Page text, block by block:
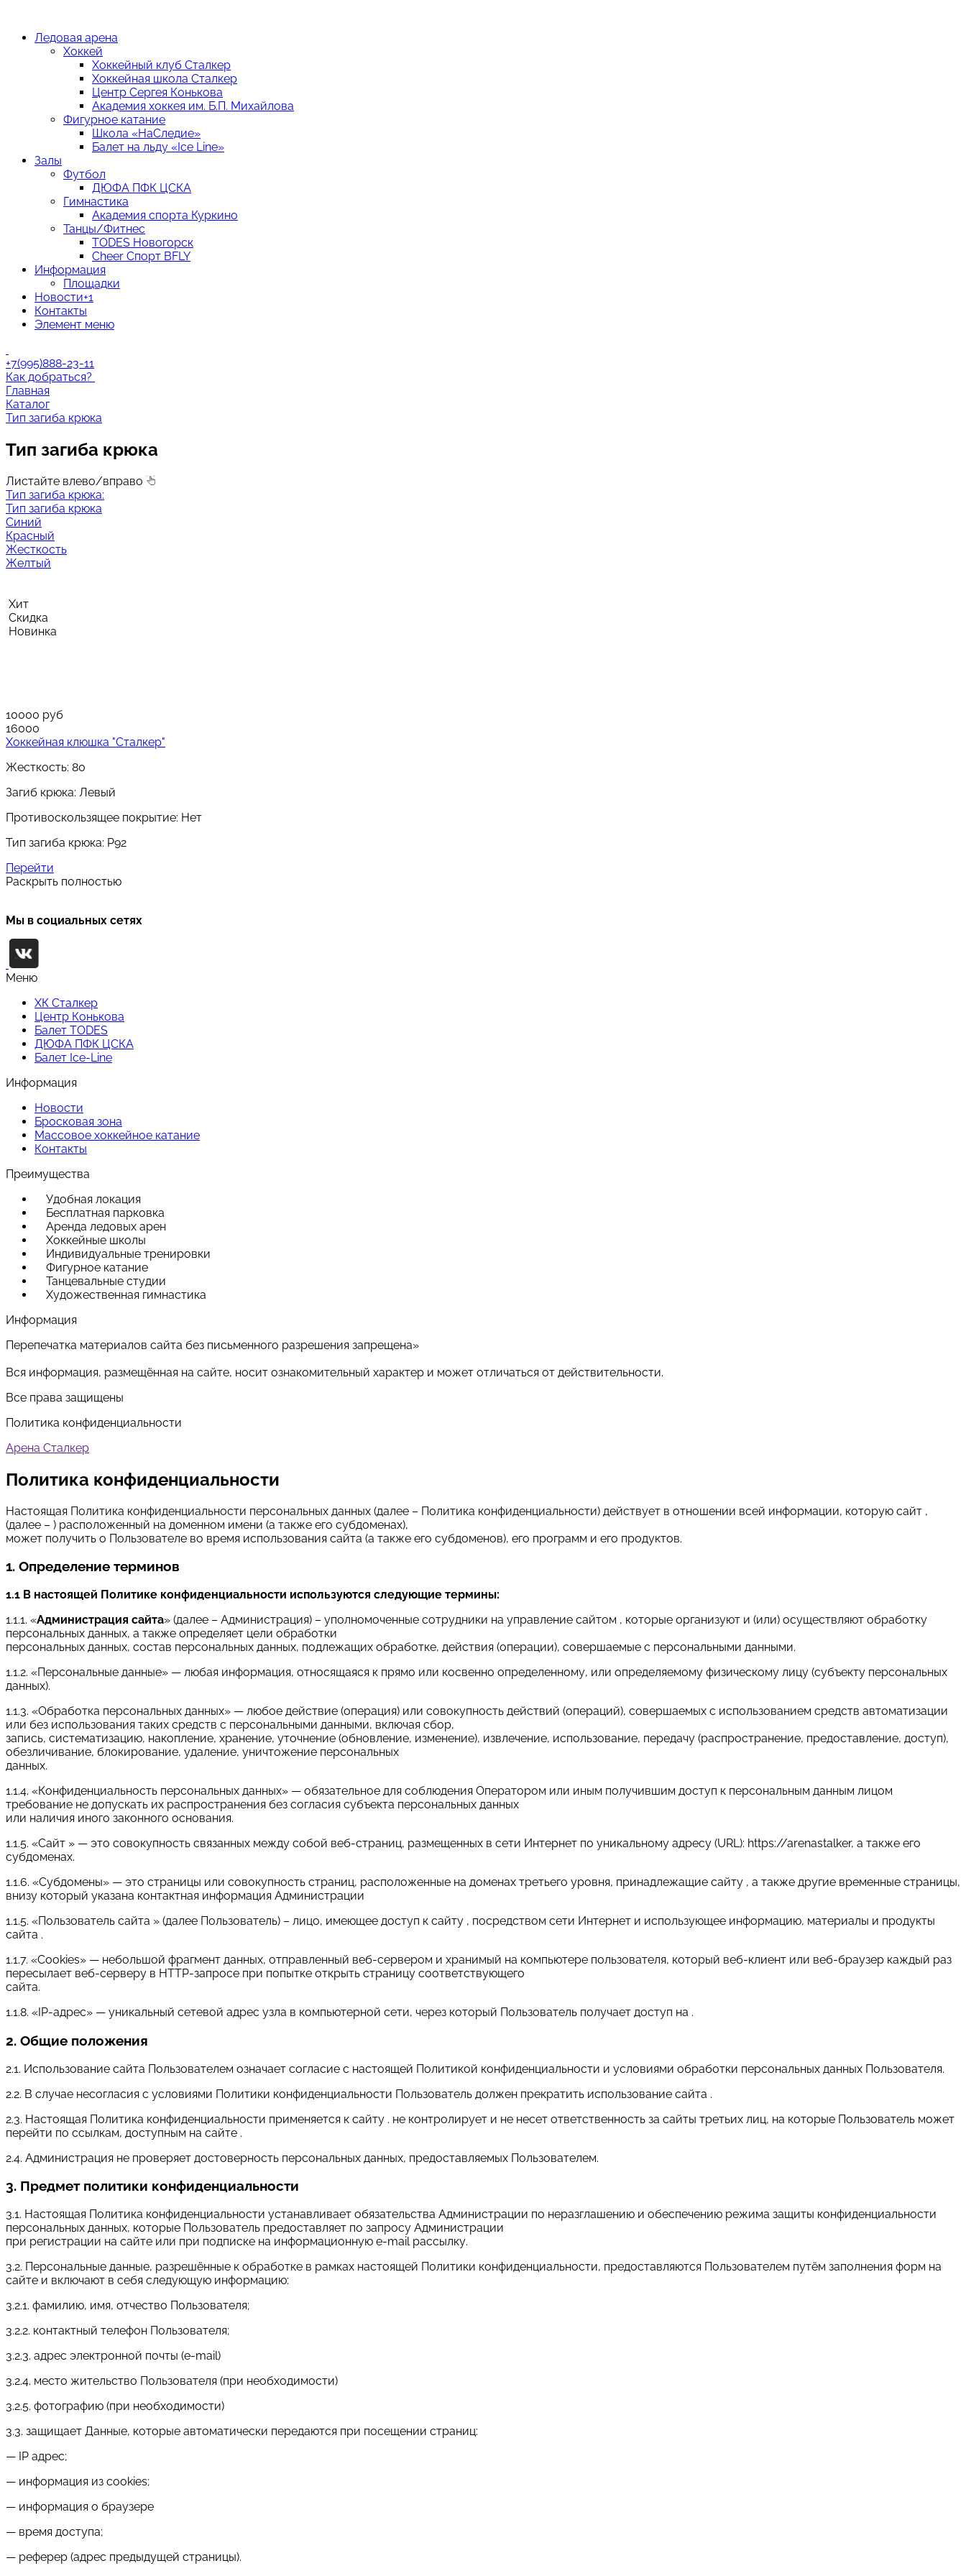
Ледовая арена
Хоккей
Хоккейный клуб Сталкер
Хоккейная школа Сталкер
Центр Сергея Конькова
Академия хоккея им. Б.П. Михайлова
Фигурное катание
Школа «НаСледие»
Балет на льду «Ice Line»
Залы
Футбол
ДЮФА ПФК ЦСКА
Гимнастика
Академия спорта Куркино
Танцы/Фитнес
TODES Новогорск
Cheer Спорт BFLY
Информация
Площадки
Новости+1
Контакты
Элемент меню
+7(995)888-23-11
Как добраться?
Главная
Каталог
Тип загиба крюка
Тип загиба крюка
Листайте влево/вправо
Тип загиба крюка:
Тип загиба крюка
Синий
Красный
Жесткость
Желтый
Хит
Скидка
Новинка
10000 руб
16000
Хоккейная клюшка "Сталкер"
Жесткость: 80
Загиб крюка: Левый
Противоскользящее покрытие: Нет
Тип загиба крюка: P92
Перейти
Раскрыть полностью
Мы в социальных сетях
Меню
ХК Сталкер
Центр Конькова
Балет TODES
ДЮФА ПФК ЦСКА
Балет Ice-Line
Информация
Новости
Бросковая зона
Массовое хоккейное катание
Контакты
Преимущества
Удобная локация
Бесплатная парковка
Аренда ледовых арен
Хоккейные школы
Индивидуальные тренировки
Фигурное катание
Танцевальные студии
Художественная гимнастика
Информация
Перепечатка материалов сайта без письменного разрешения запрещена»
Вся информация, размещённая на сайте, носит ознакомительный характер и может отличаться от действительности.
Все права защищены
Политика конфиденциальности
Арена Сталкер
Политика конфиденциальности
Настоящая Политика конфиденциальности персональных данных (далее – Политика конфиденциальности) действует в отношении всей информации, которую сайт ,
(далее – ) расположенный на доменном имени (а также его субдоменах),
может получить о Пользователе во время использования сайта (а также его субдоменов), его программ и его продуктов.
1. Определение терминов
1.1 В настоящей Политике конфиденциальности используются следующие термины:
1.1.1. «Администрация сайта» (далее – Администрация) – уполномоченные сотрудники на управление сайтом , которые организуют и (или) осуществляют обработку
персональных данных, а также определяет цели обработки
персональных данных, состав персональных данных, подлежащих обработке, действия (операции), совершаемые с персональными данными.
1.1.2. «Персональные данные» — любая информация, относящаяся к прямо или косвенно определенному, или определяемому физическому лицу (субъекту персональных
данных).
1.1.3. «Обработка персональных данных» — любое действие (операция) или совокупность действий (операций), совершаемых с использованием средств автоматизации
или без использования таких средств с персональными данными, включая сбор,
запись, систематизацию, накопление, хранение, уточнение (обновление, изменение), извлечение, использование, передачу (распространение, предоставление, доступ),
обезличивание, блокирование, удаление, уничтожение персональных
данных.
1.1.4. «Конфиденциальность персональных данных» — обязательное для соблюдения Оператором или иным получившим доступ к персональным данным лицом
требование не допускать их распространения без согласия субъекта персональных данных
или наличия иного законного основания.
1.1.5. «Сайт » — это совокупность связанных между собой веб-страниц, размещенных в сети Интернет по уникальному адресу (URL): https://arenastalker, а также его
субдоменах.
1.1.6. «Субдомены» — это страницы или совокупность страниц, расположенные на доменах третьего уровня, принадлежащие сайту , а также другие временные страницы,
внизу который указана контактная информация Администрации
1.1.5. «Пользователь сайта » (далее Пользователь) – лицо, имеющее доступ к сайту , посредством сети Интернет и использующее информацию, материалы и продукты
сайта .
1.1.7. «Cookies» — небольшой фрагмент данных, отправленный веб-сервером и хранимый на компьютере пользователя, который веб-клиент или веб-браузер каждый раз
пересылает веб-серверу в HTTP-запросе при попытке открыть страницу соответствующего
сайта.
1.1.8. «IP-адрес» — уникальный сетевой адрес узла в компьютерной сети, через который Пользователь получает доступ на .
2. Общие положения
2.1. Использование сайта Пользователем означает согласие с настоящей Политикой конфиденциальности и условиями обработки персональных данных Пользователя.
2.2. В случае несогласия с условиями Политики конфиденциальности Пользователь должен прекратить использование сайта .
2.3. Настоящая Политика конфиденциальности применяется к сайту . не контролирует и не несет ответственность за сайты третьих лиц, на которые Пользователь может
перейти по ссылкам, доступным на сайте .
2.4. Администрация не проверяет достоверность персональных данных, предоставляемых Пользователем.
3. Предмет политики конфиденциальности
3.1. Настоящая Политика конфиденциальности устанавливает обязательства Администрации по неразглашению и обеспечению режима защиты конфиденциальности
персональных данных, которые Пользователь предоставляет по запросу Администрации
при регистрации на сайте или при подписке на информационную e-mail рассылку.
3.2. Персональные данные, разрешённые к обработке в рамках настоящей Политики конфиденциальности, предоставляются Пользователем путём заполнения форм на
сайте и включают в себя следующую информацию:
3.2.1. фамилию, имя, отчество Пользователя;
3.2.2. контактный телефон Пользователя;
3.2.3. адрес электронной почты (e-mail)
3.2.4. место жительство Пользователя (при необходимости)
3.2.5. фотографию (при необходимости)
3.3. защищает Данные, которые автоматически передаются при посещении страниц:
— IP адрес;
— информация из cookies;
— информация о браузере
— время доступа;
— реферер (адрес предыдущей страницы).